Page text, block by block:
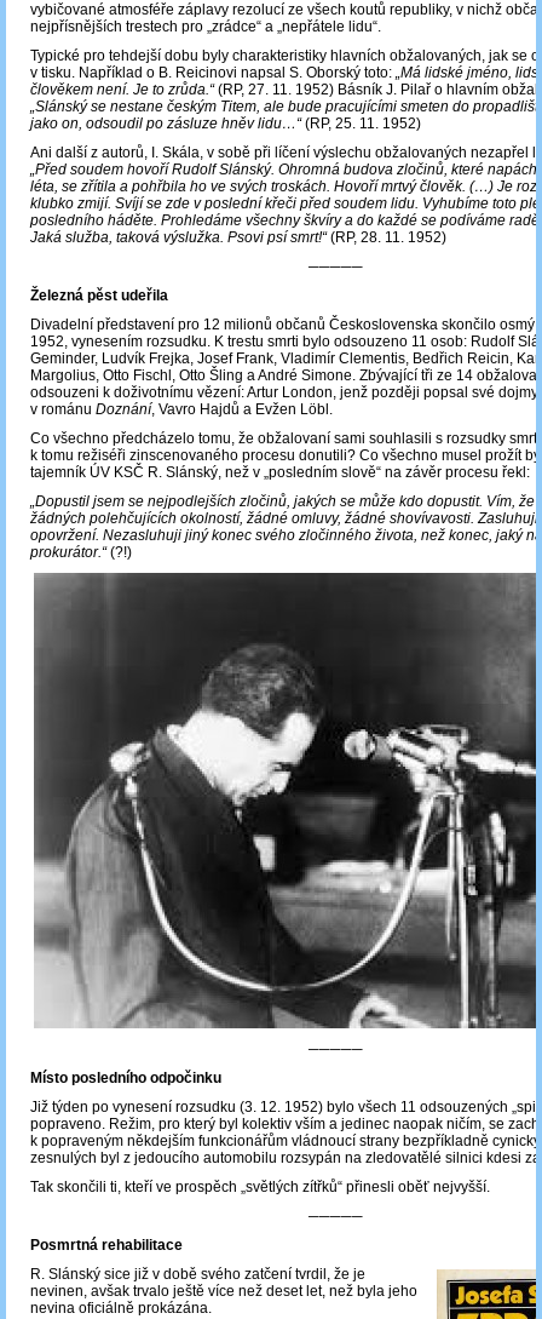
vybičované atmosféře záplavy rezolucí ze všech koutů republiky, v nichž
nejpřísnějších trestech pro „zrádce“ a „nepřátele lidu“.
Typické pro tehdejší dobu byly charakteristiky hlavních obžalovaných, jak se
v tisku. Například o B. Reicinovi napsal S. Oborský toto: „Má lidské jméno,
člověkem není. Je to zrůda.“(RP, 27. 11. 1952) Básník J. Pilař o hlavním
„Slánský se nestane českým Titem, ale bude pracujícími smeten do
jako on, odsoudil po zásluze hněv lidu…“(RP, 25. 11. 1952)
Ani další z autorů, I. Skála, v sobě při líčení výslechu obžalovaných nezapřel
„Před soudem hovoří Rudolf Slánský. Ohromná budova zločinů, které
léta, se zřítila a pohřbila ho ve svých troskách. Hovoří mrtvý člověk. (…) Je
klubko zmijí. Svíjí se zde v poslední křeči před soudem lidu. Vyhubíme toto
posledního háděte. Prohledáme všechny škvíry a do každé se podíváme
Jaká služba, taková výslužka. Psovi psí smrt!“(RP, 28. 11. 1952)
─────
Železná pěst udeřila
Divadelní představení pro 12 milionů občanů Československa skončilo osmý
1952, vynesením rozsudku. K trestu smrti bylo odsouzeno 11 osob: Rudolf
Geminder, Ludvík Frejka, Josef Frank, Vladimír Clementis, Bedřich Reicin,
Margolius, Otto Fischl, Otto Šling a André Simone. Zbývající tři ze 14
odsouzeni k doživotnímu vězení: Artur London, jenž později popsal své dojmy
v románu Doznání, Vavro Hajdů a Evžen Löbl.
Co všechno předcházelo tomu, že obžalovaní sami souhlasili s rozsudky
k tomu režiséři zinscenovaného procesu donutili? Co všechno musel prožít
tajemník ÚV KSČ R. Slánský, než v „posledním slově“ na závěr procesu řekl:
„Dopustil jsem se nejpodlejších zločinů, jakých se může kdo dopustit. Vím, že
žádných polehčujících okolností, žádné omluvy, žádné shovívavosti. Zasluhuji
opovržení. Nezasluhuji jiný konec svého zločinného života, než konec, jaký
prokurátor.“(?!)
─────
Místo posledního odpočinku
Již týden po vynesení rozsudku (3. 12. 1952) bylo všech 11 odsouzených
popraveno. Režim, pro který byl kolektiv vším a jedinec naopak ničím, se
k popraveným někdejším funkcionářům vládnoucí strany bezpříkladně
zesnulých byl z jedoucího automobilu rozsypán na zledovatělé silnici kdesi
Tak skončili ti, kteří ve prospěch „světlých zítřků“ přinesli oběť nejvyšší.
─────
Posmrtná rehabilitace
R. Slánský sice již v době svého zatčení tvrdil, že je
nevinen, avšak trvalo ještě více než deset let, než byla jeho
nevina oficiálně prokázána.